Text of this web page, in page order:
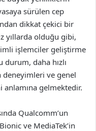
sürülen cep
dikkat çekici bir
yıllarda olduğu gibi,
işlemciler geliştirme
durum, daha hızlı
deneyimleri ve genel
gelmektedir.
Qualcomm’un
ve MediaTek’in